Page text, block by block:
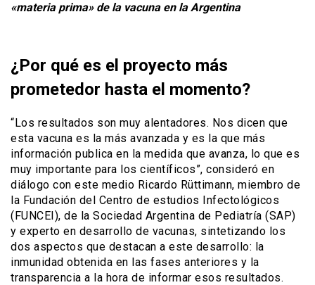
«materia prima» de la vacuna en la Argentina
¿Por qué es el proyecto más
prometedor hasta el momento?
“Los resultados son muy alentadores. Nos dicen que
esta vacuna es la más avanzada y es la que más
información publica en la medida que avanza, lo que es
muy importante para los científicos”, consideró en
diálogo con este medio Ricardo Rüttimann, miembro de
la Fundación del Centro de estudios Infectológicos
(FUNCEI), de la Sociedad Argentina de Pediatría (SAP)
y experto en desarrollo de vacunas, sintetizando los
dos aspectos que destacan a este desarrollo: la
inmunidad obtenida en las fases anteriores y la
transparencia a la hora de informar esos resultados.